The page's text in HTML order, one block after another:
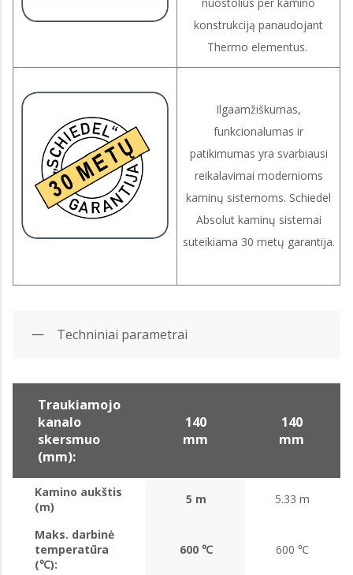
nuostolius per kamino
konstrukciją panaudojant
Thermo elementus.
Ilgaamžiškumas,
funkcionalumas ir
patikimumas yra svarbiausi
reikalavimai modernioms
kaminų sistemoms. Schiedel
Absolut kaminų sistemai
suteikiama 30 metų garantija.
Techniniai parametrai
Traukiamojo
kanalo
skersmuo
(mm):
140
mm
140
mm
Kamino aukštis
(m)
5 m 5.33 m
Maks. darbinė
temperatūra
(℃):
600 ℃ 600 ℃